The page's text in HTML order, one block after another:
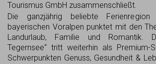
Tourismus GmbH zusammenschließt.
Die ganzjährig beliebte
bayerischen Voralpen punktet mit den
Landurlaub, Familie und Romantik.
Tegernsee“ tritt weiterhin als Premium-
Schwerpunkten Genuss, Gesundheit &